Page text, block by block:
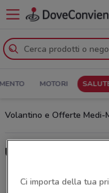
MOTORI
Volantino e Offerte Medi-
Ultime offerte
Ci importa della tua